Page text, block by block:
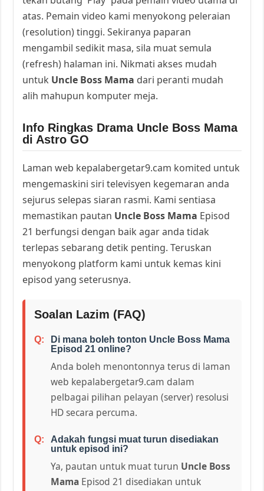
atas. Pemain video kami menyokong peleraian
(resolution) tinggi. Sekiranya paparan
mengambil sedikit masa, sila muat semula
(refresh) halaman ini. Nikmati akses mudah
untuk Uncle Boss Mama dari peranti mudah
alih mahupun komputer meja.
Info Ringkas Drama Uncle Boss Mama
di Astro GO
Laman web kepalabergetar9.cam komited untuk
mengemaskini siri televisyen kegemaran anda
sejurus selepas siaran rasmi. Kami sentiasa
memastikan pautan Uncle Boss Mama Episod
21 berfungsi dengan baik agar anda tidak
terlepas sebarang detik penting. Teruskan
menyokong platform kami untuk kemas kini
episod yang seterusnya.
Soalan Lazim (FAQ)
Di mana boleh tonton Uncle Boss Mama
Episod 21 online?
Anda boleh menontonnya terus di laman
web kepalabergetar9.cam dalam
pelbagai pilihan pelayan (server) resolusi
HD secara percuma.
Adakah fungsi muat turun disediakan
untuk episod ini?
Ya, pautan untuk muat turun Uncle Boss
Mama Episod 21 disediakan untuk